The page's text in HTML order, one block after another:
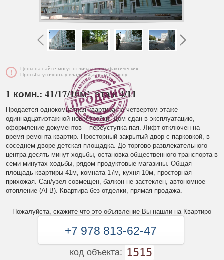
Цены на сайте могут отличаться от фактических
Просьба уточнять у владельца по телефону
1 комн.: 41/17/10м², этаж 4/11
Продается однокомнатная квартира на четвертом этаже
одиннадцатиэтажной новостройки. Дом сдан в эксплуатацию,
оформление документов – переуступка пая. Лифт отключен на
время ремонта квартир. Просторный закрытый двор с парковкой, в
соседнем дворе детская площадка. До торгово-развлекательного
центра десять минут ходьбы, остановка общественного транспорта в
семи минутах ходьбы, рядом продуктовые магазины. Общая
площадь квартиры 41м, комната 17м, кухня 10м, просторная
прихожая. Сан/узел совмещен, балкон не застеклен, автономное
отопление (АГВ). Квартира без отделки, прямая продажа.
Пожалуйста, скажите что это объявление Вы нашли на Квартиро
+7 978 813-62-47
код объекта: 1515